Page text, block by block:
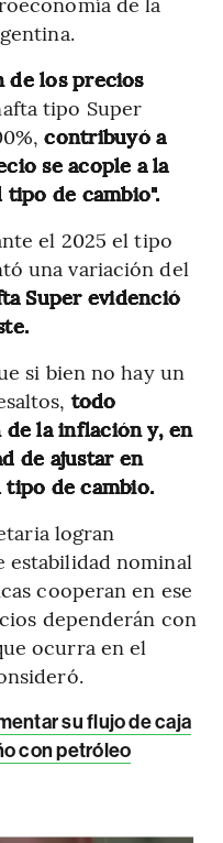
de los precios
tipo Super
contribuyó a
se acople a la
de cambio".
el 2025 el tipo
una variación del
Super evidenció
si bien no hay un
todo
la inflación y, en
de ajustar en
de cambio.
logran
nominal
cooperan en ese
dependerán con
ocurra en el
su flujo de caja
con petróleo